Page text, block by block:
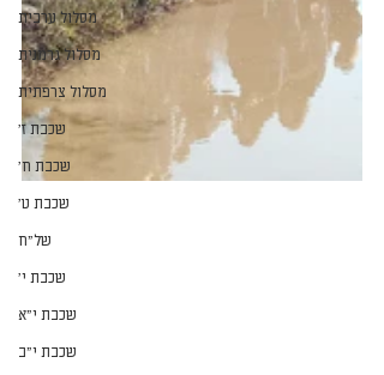
מסלול ערבית
מסלול גרמנית
מסלול צרפתית
שכבת ז׳
שכבת ח׳
שכבת ט׳
של״ח
שכבת י׳
שכבת י״א
שכבת י״ב